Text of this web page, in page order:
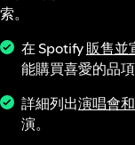
索。
在 Spotify販售並
能購買喜愛的品項
詳細列出演唱會
演。